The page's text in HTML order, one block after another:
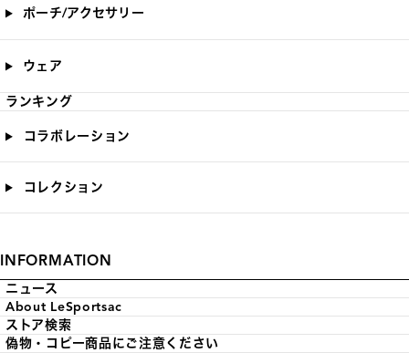
ポーチ/アクセサリー
ウェア
ランキング
コラボレーション
コレクション
INFORMATION
ニュース
About LeSportsac
ストア検索
偽物・コピー商品にご注意ください